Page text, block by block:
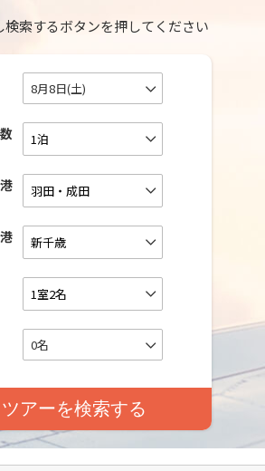
索するボタンを押してください
8月8日(土)
0名